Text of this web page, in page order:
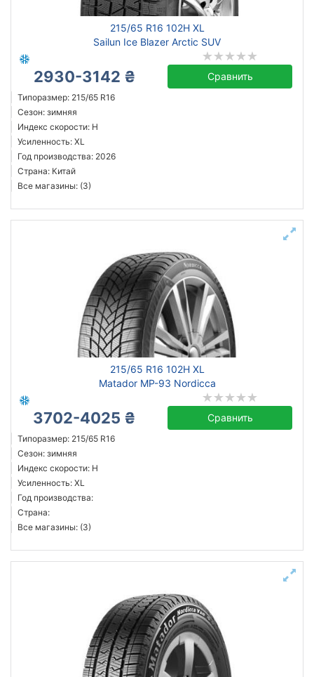
215/65 R16 102H XL
Sailun Ice Blazer Arctic SUV
2930-3142 ₴ Сравнить
Типоразмер: 215/65 R16
Сезон: зимняя
Индекс скорости: H
Усиленность: XL
Год производства: 2026
Страна: Китай
Все магазины: (3)
215/65 R16 102H XL
Matador MP-93 Nordicca
3702-4025 ₴ Сравнить
Типоразмер: 215/65 R16
Сезон: зимняя
Индекс скорости: H
Усиленность: XL
Год производства:
Страна:
Все магазины: (3)